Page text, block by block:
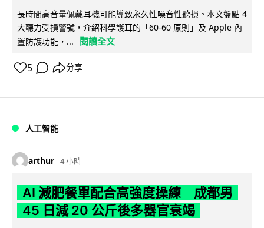
長時間高音量佩戴耳機可能導致永久性噪音性聽損。本文盤點 4
大聽力受損警號，介紹科學護耳的「60-60 原則」及 Apple 內
置防護功能，...
閱讀全文
5 分享
人工智能
arthur 4 小時
AI 減肥餐單配合高強度操練 成都男
45 日減 20 公斤後多器官衰竭